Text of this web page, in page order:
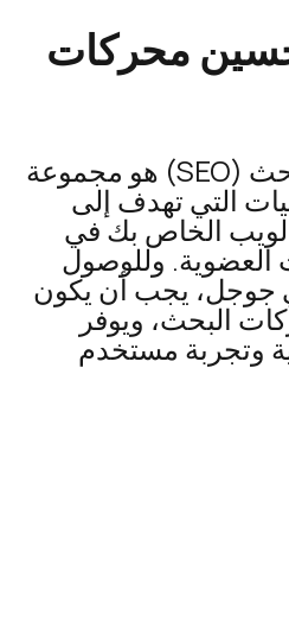
محركات
تحسين محركات البحث (SEO) هو مجموعة
التي تهدف إلى
الخاص بك في
العضوية. وللوصول
جوجل، يجب أن يكون
البحث، ويوفر
وتجربة مستخدم